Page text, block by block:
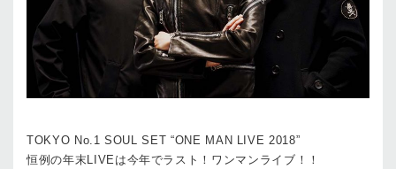
TOKYO No.1 SOUL SET “ONE MAN LIVE 2018”
恒例の年末LIVEは今年でラスト！ワンマンライブ！！